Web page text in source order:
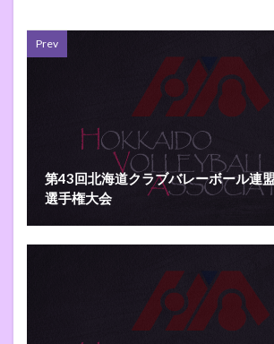
Prev
第43回北海道クラブバレーボール連
選手権大会